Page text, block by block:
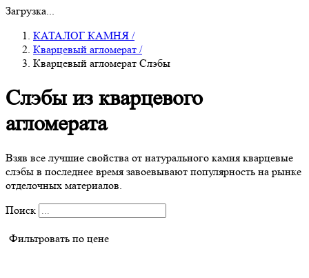
Загрузка...
КАТАЛОГ КАМНЯ /
Кварцевый агломерат /
Кварцевый агломерат Слэбы
Слэбы из кварцевого
агломерата
Взяв все лучшие свойства от натурального камня кварцевые
слэбы в последнее время завоевывают популярность на рынке
отделочных материалов.
Поиск
Фильтровать по цене